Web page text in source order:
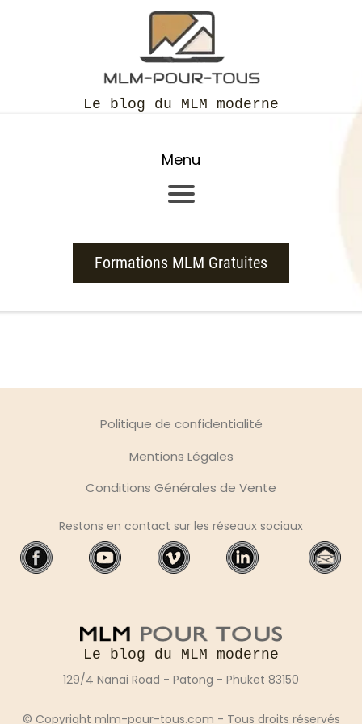
Le blog du MLM moderne
Menu
Formations MLM Gratuites
Politique de confidentialité
Mentions Légales
Conditions Générales de Vente
Restons en contact sur les réseaux sociaux
Le blog du MLM moderne
129/4 Nanai Road - Patong - Phuket 83150
© Copyright mlm-pour-tous.com - Tous droits réservés